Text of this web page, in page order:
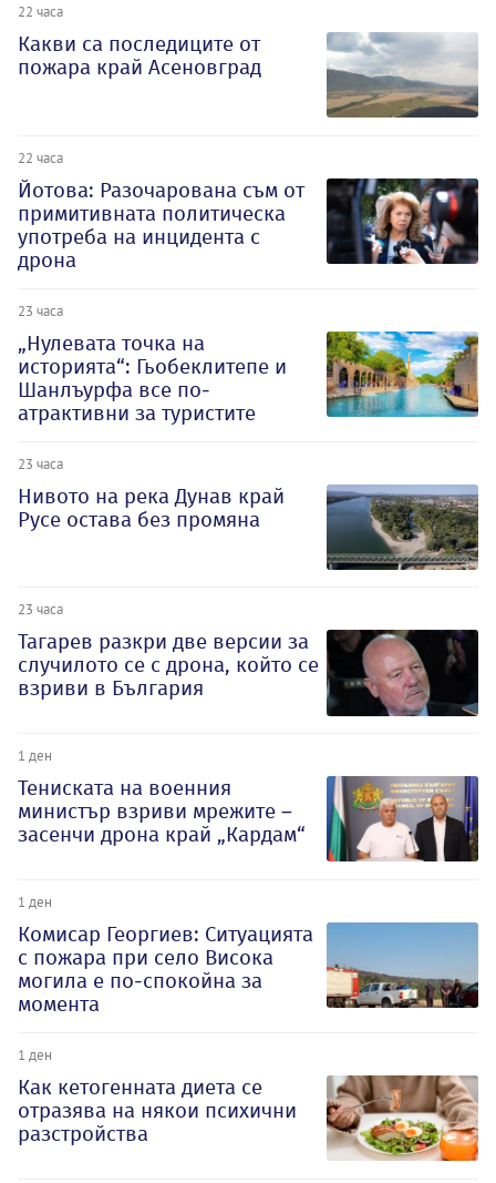
22 часа
Какви са последиците от
пожара край Асеновград
22 часа
Йотова: Разочарована съм от
примитивната политическа
употреба на инцидента с
дрона
23 часа
„Нулевата точка на
историята“: Гьобеклитепе и
Шанлъурфа все по-
атрактивни за туристите
23 часа
Нивото на река Дунав край
Русе остава без промяна
23 часа
Тагарев разкри две версии за
случилото се с дрона, който се
взриви в България
1 ден
Тениската на военния
министър взриви мрежите –
засенчи дрона край „Кардам“
1 ден
Комисар Георгиев: Ситуацията
с пожара при село Висока
могила е по-спокойна за
момента
1 ден
Как кетогенната диета се
отразява на някои психични
разстройства